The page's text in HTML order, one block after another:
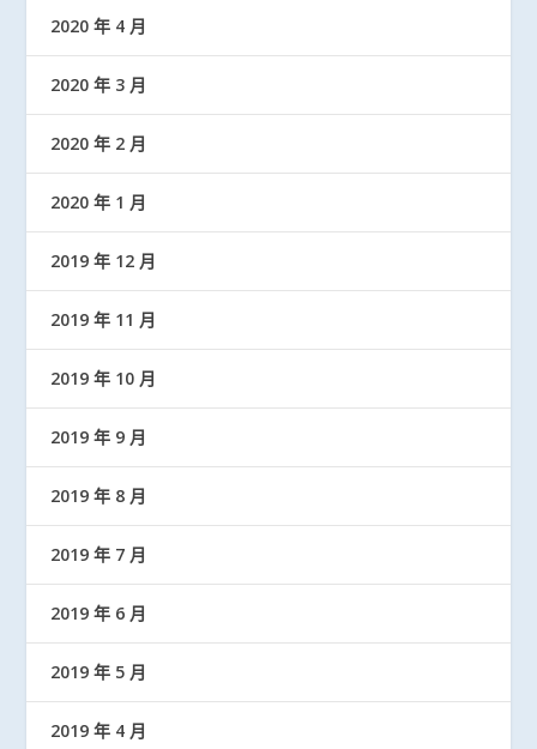
2020 年 4 月
2020 年 3 月
2020 年 2 月
2020 年 1 月
2019 年 12 月
2019 年 11 月
2019 年 10 月
2019 年 9 月
2019 年 8 月
2019 年 7 月
2019 年 6 月
2019 年 5 月
2019 年 4 月